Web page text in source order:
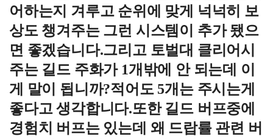
어하는지 겨루고 순위에 맞게 넉넉히 보
상도 챙겨주는 그런 시스템이 추가 됐으
면 좋겠습니다.그리고 토벌대 클리어시
주는 길드 주화가 1개밖에 안 되는데 이
게 말이 됩니까?적어도 5개는 주시는게
좋다고 생각합니다.또한 길드 버프중에
경험치 버프는 있는데 왜 드랍률 관련 버